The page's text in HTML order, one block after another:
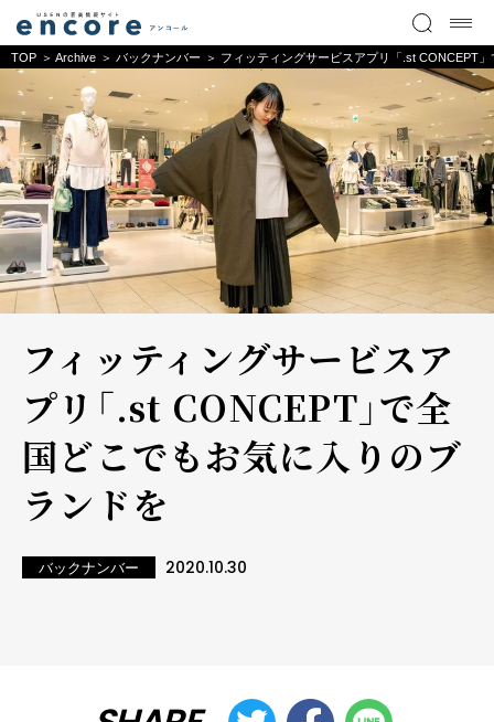
TOP Archive バックナンバー フィッティングサービスアプリ「.st CONCEPT
フィッティングサービスア
プリ「.st CONCEPT」で全
国どこでもお気に入りのブ
ランドを
バックナンバー 2020.10.30